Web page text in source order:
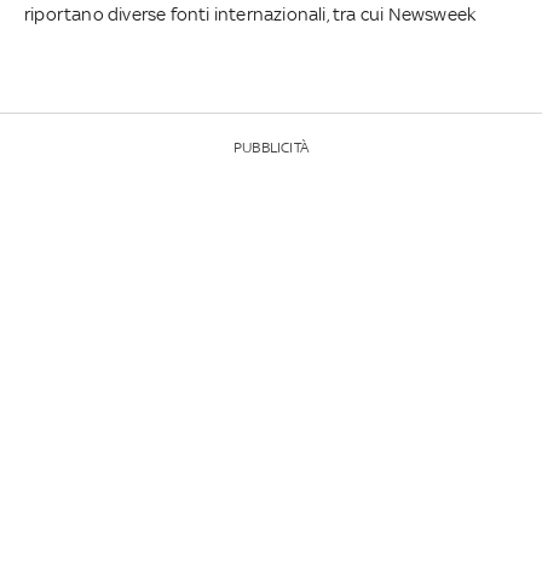
riportano diverse fonti internazionali, tra cui Newsweek
PUBBLICITÀ